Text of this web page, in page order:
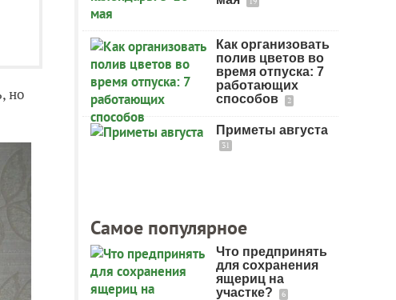
но
Как организовать
полив цветов во
время отпуска: 7
работающих
способов
2
Приметы августа
31
Самое популярное
Что предпринять
для сохранения
ящериц на
участке?
6